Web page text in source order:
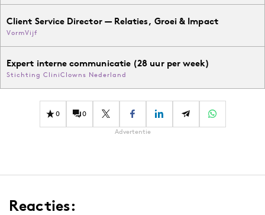
Client Service Director — Relaties, Groei & Impact
VormVijf
Expert interne communicatie (28 uur per week)
Stichting CliniClowns Nederland
0 0
Advertentie
Reacties: